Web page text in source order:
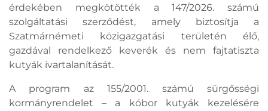
érdekében megkötötték a 147/2026. számú
szolgáltatási szerződést, amely biztosítja a
Szatmárnémeti közigazgatási területén élő,
gazdával rendelkező keverék és nem fajtatiszta
kutyák ivartalanítását.
A program az 155/2001. számú sürgősségi
kormányrendelet – a kóbor kutyák kezelésére